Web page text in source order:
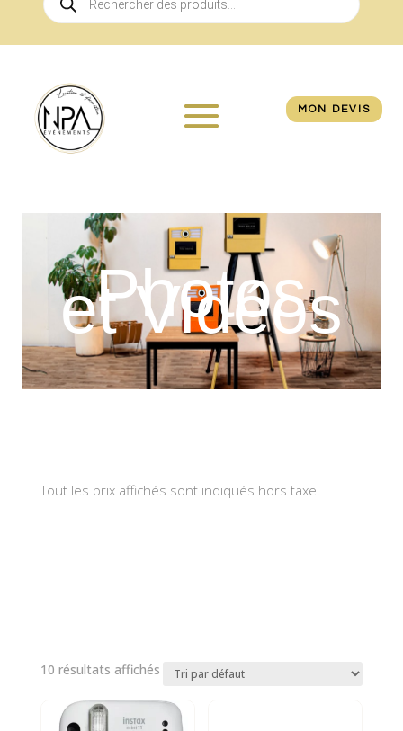
de
produits
MON DEVIS
Photos
et Vidéos
Tout les prix affichés sont indiqués hors taxe.
10 résultats affichés